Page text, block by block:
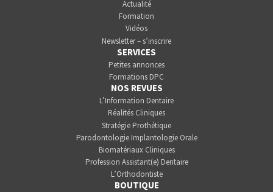
Actualité
Formation
Vidéos
Newsletter – s’inscrire
SERVICES
Petites annonces
Formations DPC
NOS REVUES
L’Information Dentaire
Réalités Cliniques
Stratégie Prothétique
Parodontologie Implantologie Orale
Biomatériaux Cliniques
Profession Assistant(e) Dentaire
L’Orthodontiste
BOUTIQUE